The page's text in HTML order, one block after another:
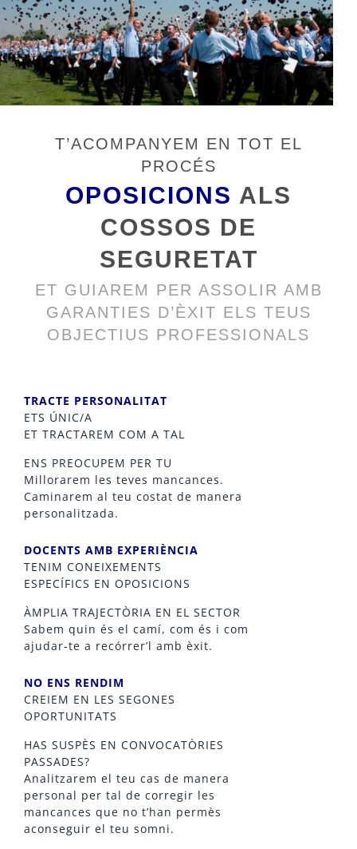
T’ACOMPANYEM EN TOT EL
PROCÉS
OPOSICIONS ALS
COSSOS DE
SEGURETAT
ET GUIAREM PER ASSOLIR AMB
GARANTIES D’ÈXIT ELS TEUS
OBJECTIUS PROFESSIONALS
TRACTE PERSONALITAT
ETS ÚNIC/A
ET TRACTAREM COM A TAL
ENS PREOCUPEM PER TU
Millorarem les teves mancances.
Caminarem al teu costat de manera
personalitzada.
DOCENTS AMB EXPERIÈNCIA
TENIM CONEIXEMENTS
ESPECÍFICS EN OPOSICIONS
ÀMPLIA TRAJECTÒRIA EN EL SECTOR
Sabem quin és el camí, com és i com
ajudar-te a recórrer’l amb èxit.
NO ENS RENDIM
CREIEM EN LES SEGONES
OPORTUNITATS
HAS SUSPÈS EN CONVOCATÒRIES
PASSADES?
Analitzarem el teu cas de manera
personal per tal de corregir les
mancances que no t’han permès
aconseguir el teu somni.